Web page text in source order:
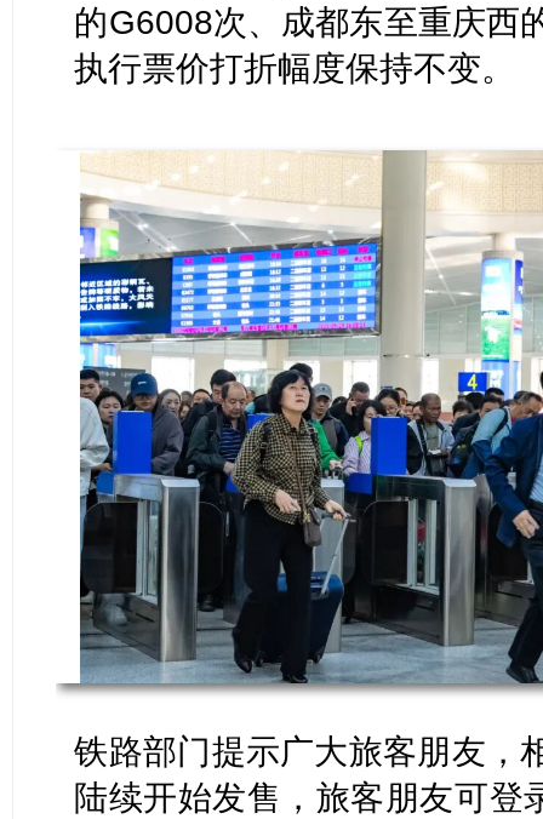
的G6008次、成都东至重庆西
执行票价打折幅度保持不变。
铁路部门提示广大旅客朋友，
陆续开始发售，旅客朋友可登